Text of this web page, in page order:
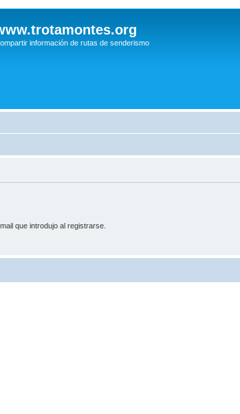
información de rutas de senderismo
que introdujo al registrarse.